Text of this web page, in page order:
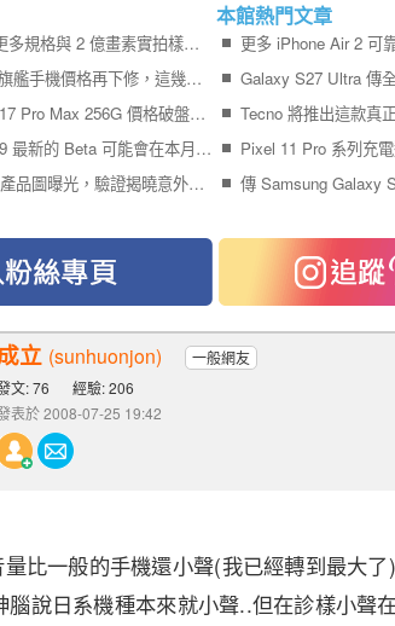
紅米 K100 Pro Max 更多規格與 2 億畫素實拍樣張公布
一週詢價排行榜出爐 旗艦手機價格再下修，這幾款手機現在超值得看(8/1~8/7)
【米可促銷】iPhone 17 Pro Max 256G 價格破盤！米可手機館限時 $40,880 (8/7~8/9)
傳 Samsung One UI 9 最新的 Beta 可能會在本月中前針對 Galaxy S26 系列釋出！
三星 Galaxy S26 FE 產品圖曝光，驗證揭曉意外採用高通網路晶片
本館熱門文章
Tecno 將推出這款真
立 (sunhuonjon)
一般網友
文: 76
經驗: 206
表於 2008-07-25 19:42
比一般的手機還小聲(我已經轉到最大
腦說日系機種本來就小聲..但在診樣小聲